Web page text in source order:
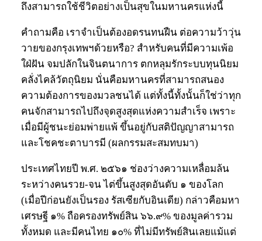
ถึงสามารถใช้ชีวิตอย่างเป็นสุขในมหานครแห่งนี้
คำถามคือ เราจำเป็นต้องอดรนทนฝืน ต่อความว้าวุ่น
วายของกรุงเทพฯด้วยหรือ? สำหรับคนที่มีความเพ้อ
ใฝ่ฝัน จมปลักในจินตนาการ ตกหลุมรักระบบทุนนิยม
คลั่งไคล้วัตถุนิยม นั่นคือมหานครที่สามารถสนอง
ความต้องการของมวลชนได้ แต่ทั้งนี้ทั้งนั้นก็ใช่ว่าทุก
คนจักสามารถไปถึงจุดสูงสุดแห่งความสำเร็จ เพราะ
เมื่อมีผู้ชนะย่อมพ่ายแพ้ ขึ้นอยู่กับสติปัญญาสามารถ
และโชคชะตาบารมี (ผลกรรมสะสมทบมา)
ประเทศไทยปี พ.ศ. ๒๕๖๑ ช่องว่างความเหลื่อมล้น
ระหว่างคนรวย-จน ไต่ขึ้นสูงสุดอันดับ ๑ ของโลก
(เมื่อปีก่อนยังเป็นรอง รัสเซียกับอินเดีย) กล่าวคือมหา
เศรษฐี ๑% ถือครองทรัพย์สิน ๖๖.๙% ของมูลค่ารวม
ทั้งหมด และมีคนไทย ๑๐% ที่ไม่มีทรัพย์สินเลยแม้แต่